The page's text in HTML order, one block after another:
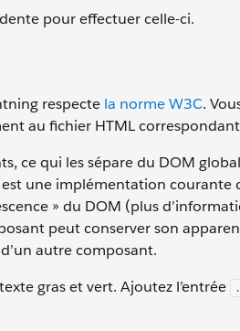
pour effectuer celle-ci.
respecte la norme W3C.
au fichier HTML
ce qui les sépare du DOM
une implémentation courante
» du DOM (plus
peut conserver son
autre composant.
gras et vert. Ajoutez l’entrée